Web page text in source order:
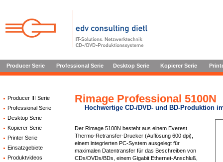
Producer Serie Professional Serie Desktop Serie Kopierer Serie
Producer III Serie
Professional Serie
Desktop Serie
Kopierer Serie
Printer Serie
Einsatzgebiete
Produktvideos
Rimage Professional 5100N
Hochwertige CD-/DVD- und BD-Produktion
Der Rimage 5100N besteht aus einem Everest
Thermo-Retransfer-Drucker (Auflösung 600 dpi),
einem integrierten PC-System ausgelegt für
maximalen Datentransfer für das Beschreiben von
CDs/DVDs/BDs, einem Gigabit Ethernet-Anschluß,